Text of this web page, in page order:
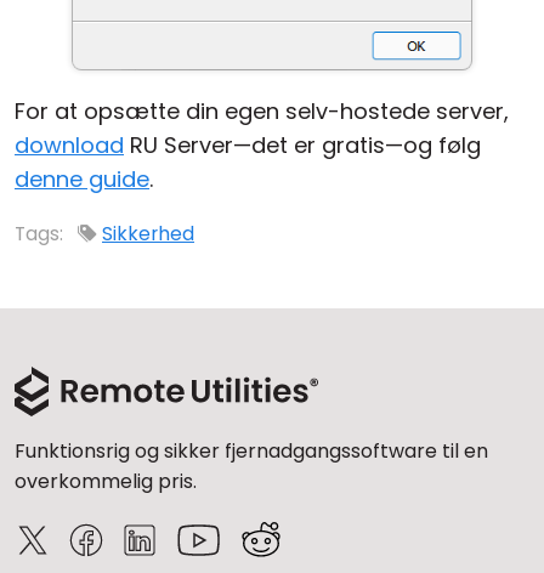
For at opsætte din egen selv-hostede server,
download RU Server—det er gratis—og følg
denne guide.
Tags: Sikkerhed
Funktionsrig og sikker fjernadgangssoftware til en
overkommelig pris.